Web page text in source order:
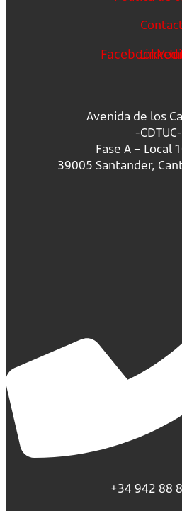
Facebook
Avenida de los
-CDTUC-
Fase A – Local
39005 Santander,
+34 942 88